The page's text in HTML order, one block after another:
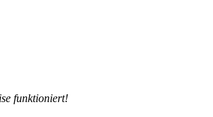
funktioniert!